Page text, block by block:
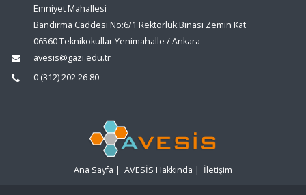
Emniyet Mahallesi
Bandırma Caddesi No:6/1 Rektörlük Binası Zemin Kat
06560 Teknikokullar Yenimahalle / Ankara
avesis@gazi.edu.tr
0 (312) 202 26 80
Ana Sayfa | AVESİS Hakkında | İletişim